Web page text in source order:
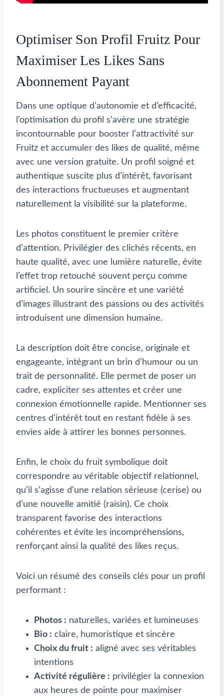
Optimiser Son Profil Fruitz Pour
Maximiser Les Likes Sans
Abonnement Payant
Dans une optique d’autonomie et d’efficacité,
l’optimisation du profil s’avère une stratégie
incontournable pour booster l’attractivité sur
Fruitz et accumuler des likes de qualité, même
avec une version gratuite. Un profil soigné et
authentique suscite plus d’intérêt, favorisant
des interactions fructueuses et augmentant
naturellement la visibilité sur la plateforme.
Les photos constituent le premier critère
d’attention. Privilégier des clichés récents, en
haute qualité, avec une lumière naturelle, évite
l’effet trop retouché souvent perçu comme
artificiel. Un sourire sincère et une variété
d’images illustrant des passions ou des activités
introduisent une dimension humaine.
La description doit être concise, originale et
engageante, intégrant un brin d’humour ou un
trait de personnalité. Elle permet de poser un
cadre, expliciter ses attentes et créer une
connexion émotionnelle rapide. Mentionner ses
centres d’intérêt tout en restant fidèle à ses
envies aide à attirer les bonnes personnes.
Enfin, le choix du fruit symbolique doit
correspondre au véritable objectif relationnel,
qu’il s’agisse d’une relation sérieuse (cerise) ou
d’une nouvelle amitié (raisin). Ce choix
transparent favorise des interactions
cohérentes et évite les incompréhensions,
renforçant ainsi la qualité des likes reçus.
Voici un résumé des conseils clés pour un profil
performant :
Photos : naturelles, variées et lumineuses
Bio : claire, humoristique et sincère
Choix du fruit : aligné avec ses véritables
intentions
Activité régulière : privilégier la connexion
aux heures de pointe pour maximiser